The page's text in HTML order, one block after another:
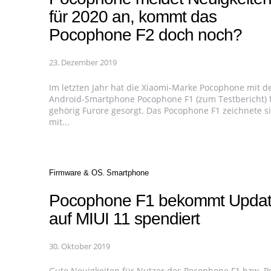
für 2020 an, kommt das
Pocophone F2 doch noch?
23. Dezember 2019
Im letzten Jahr hat die Xiaomi-Marke Pocophone mit
Android-Smartphone Pocophone F1 (zum Testbericht)
gehörig Furore gesorgt. Das Pocophone F1 zeichnete
mit...
Categories
Firmware & OS Smartphone
Pocophone F1 bekommt
auf MIUI 11 spendiert
30. Oktober 2019